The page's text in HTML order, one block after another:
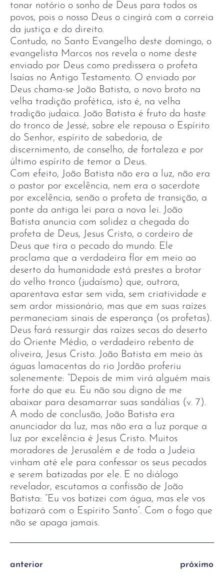
tonar notório o sonho de Deus para todos os
povos, pois o nosso Deus o cingirá com a correia
da justiça e do direito.
Contudo, no Santo Evangelho deste domingo, o
evangelista Marcos nos revela o nome deste
enviado por Deus como predissera o profeta
Isaías no Antigo Testamento. O enviado por
Deus chama-se João Batista, o novo broto na
velha tradição profética, isto é, na velha
tradição judaica. João Batista é fruto da haste
do tronco de Jessé, sobre ele repousa o Espírito
do Senhor, espírito de sabedoria, de
discernimento, de conselho, de fortaleza e por
último espírito de temor a Deus.
Com efeito, João Batista não era a luz, não era
o pastor por excelência, nem era o sacerdote
por excelência, senão o profeta de transição, a
ponte da antiga lei para a nova lei. João
Batista anuncia com solidez a chegada do
profeta de Deus, Jesus Cristo, o cordeiro de
Deus que tira o pecado do mundo. Ele
proclama que a verdadeira flor em meio ao
deserto da humanidade está prestes a brotar
do velho tronco (judaísmo) que, outrora,
aparentava estar sem vida, sem criatividade e
sem ardor missionário, mas que em suas raízes
permaneciam sinais de esperança (os profetas).
Deus fará ressurgir das raízes secas do deserto
do Oriente Médio, o verdadeiro rebento de
oliveira, Jesus Cristo. João Batista em meio às
águas lamacentas do rio Jordão proferiu
solenemente: “Depois de mim virá alguém mais
forte do que eu. Eu não sou digno de me
abaixar para desamarrar suas sandálias (v. 7).
A modo de conclusão, João Batista era
anunciador da luz, mas não era a luz porque a
luz por excelência é Jesus Cristo. Muitos
moradores de Jerusalém e de toda a Judeia
vinham até ele para confessar os seus pecados
e serem batizadas por ele. E no diálogo
revelador, escutamos a confissão de João
Batista: “Eu vos batizei com água, mas ele vos
batizará com o Espírito Santo”. Com o fogo que
não se apaga jamais.
anterior próximo